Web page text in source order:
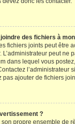
des fichiers à
fichiers joints peut être
peut ne
dans lequel vous
l’administrateur
ajouter de fichiers
?
propre ensemble de